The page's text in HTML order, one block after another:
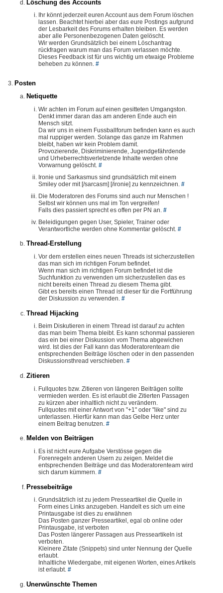
Löschung des Accounts
Ihr könnt jederzeit euren Account aus dem Forum löschen
lassen. Beachtet hierbei aber das eure Postings aufgrund
der Lesbarkeit des Forums erhalten bleiben. Es werden
aber alle Personenbezogenen Daten gelöscht.
Wir werden Grundsätzlich bei einem Löschantrag
rückfragen warum man das Forum verlassen möchte.
Dieses Feedback ist für uns wichtig um etwaige Probleme
beheben zu können. #
Posten
Netiquette
Wir achten im Forum auf einen gesitteten Umgangston.
Denkt immer daran das am anderen Ende auch ein
Mensch sitzt.
Da wir uns in einem Fussballforum befinden kann es auch
mal ruppiger werden. Solange das ganze im Rahmen
bleibt, haben wir kein Problem damit.
Provozierende, Diskriminierende, Jugendgefährdende
und Urheberrechtsverletzende Inhalte werden ohne
Vorwarnung gelöscht. #
Ironie und Sarkasmus sind grundsätzlich mit einem
Smiley oder mit [/sarcasm] [/ironie] zu kennzeichnen. #
Die Moderatoren des Forums sind auch nur Menschen !
Selbst wir können uns mal im Ton vergreifen!
Falls dies passiert sprecht es offen per PN an. #
Beleidigungen gegen User, Spieler, Trainer oder
Verantwortliche werden ohne Kommentar gelöscht. #
Thread-Erstellung
Vor dem erstellen eines neuen Threads ist sicherzustellen
das man sich im richtigen Forum befindet.
Wenn man sich im richtigen Forum befindet ist die
Suchfunktion zu verwenden um sicherzustellen das es
nicht bereits einen Thread zu diesem Thema gibt.
Gibt es bereits einen Thread ist dieser für die Fortführung
der Diskussion zu verwenden. #
Thread Hijacking
Beim Diskutieren in einem Thread ist darauf zu achten
das man beim Thema bleibt. Es kann schonmal passieren
das ein bei einer Diskussion vom Thema abgewichen
wird. Ist dies der Fall kann das Moderatorenteam die
entsprechenden Beiträge löschen oder in den passenden
Diskussionsthread verschieben. #
Zitieren
Fullquotes bzw. Zitieren von längeren Beiträgen sollte
vermieden werden. Es ist erlaubt die Zitierten Passagen
zu kürzen aber inhaltlich nicht zu verändern.
Fullquotes mit einer Antwort von "+1" oder "like" sind zu
unterlassen. Hierfür kann man das Gelbe Herz unter
einem Beitrag benutzen. #
Melden von Beiträgen
Es ist nicht eure Aufgabe Verstösse gegen die
Forenregeln anderen Usern zu zeigen. Meldet die
entsprechenden Beiträge und das Moderatorenteam wird
sich darum kümmern. #
Pressebeiträge
Grundsätzlich ist zu jedem Presseartikel die Quelle in
Form eines Links anzugeben. Handelt es sich um eine
Printausgabe ist dies zu erwähnen
Das Posten ganzer Presseartikel, egal ob online oder
Printausgabe, ist verboten
Das Posten längerer Passagen aus Presseartikeln ist
verboten.
Kleinere Zitate (Snippets) sind unter Nennung der Quelle
erlaubt.
Inhaltliche Wiedergabe, mit eigenen Worten, eines Artikels
ist erlaubt. #
Unerwünschte Themen